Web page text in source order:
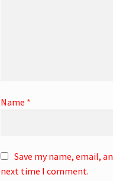
Name *
Save my name, email,
next time I comment.